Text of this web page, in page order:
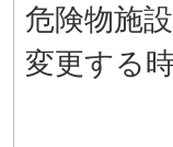
危険物施
変更する